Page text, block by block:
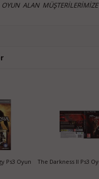
ALAN MÜŞTERİLERİMİZE
Ps3 Oyun The Darkness II Ps3